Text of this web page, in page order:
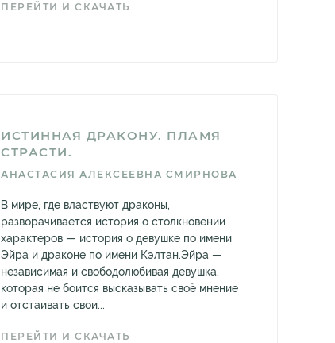
ПЕРЕЙТИ И СКАЧАТЬ
ИСТИННАЯ ДРАКОНУ. ПЛАМЯ
СТРАСТИ.
АНАСТАСИЯ АЛЕКСЕЕВНА СМИРНОВА
В мире, где властвуют драконы,
разворачивается история о столкновении
характеров — история о девушке по имени
Эйра и драконе по имени Кэлтан.Эйра —
независимая и свободолюбивая девушка,
которая не боится высказывать своё мнение
и отстаивать свои...
ПЕРЕЙТИ И СКАЧАТЬ